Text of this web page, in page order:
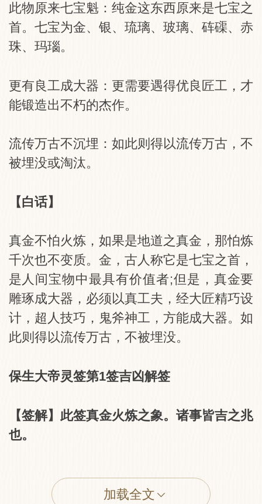
此物原来七宝魁：纯金这东西原来是七宝之
首。七宝为金、银、琉璃、玻璃、砗磲、赤
珠、玛瑙。
更有良工成大器：更需要遇得优良匠工，才
能锻造出不朽的杰作。
流传万古不沉埋：如此则得以流传万古，不
被埋没或淘汰。
【白话】
真金不怕火炼，如果是地道之真金，那怕炼
千次也不变质。金，古人称它是七宝之首，
是人间宝物中最具有价值者;但是，真金要
雕琢成大器，必须以真工夫，经大匠精巧设
计，超人技巧，鬼斧神工，方能成大器。如
此则得以流传万古，不被埋没。
保生大帝灵签第1签吉凶解签
【签解】此签真金火炼之象。诸事皆吉之兆
也。
就。千锤百炼、东方不败。流芳人间、千秋
加载全文